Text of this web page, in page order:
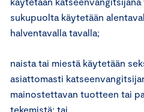
sukupuolta käytetään
halventavalla tavalla;
naista tai miestä käytetään
asiattomasti
mainostettavan tuotteen tai
tekemistä; tai